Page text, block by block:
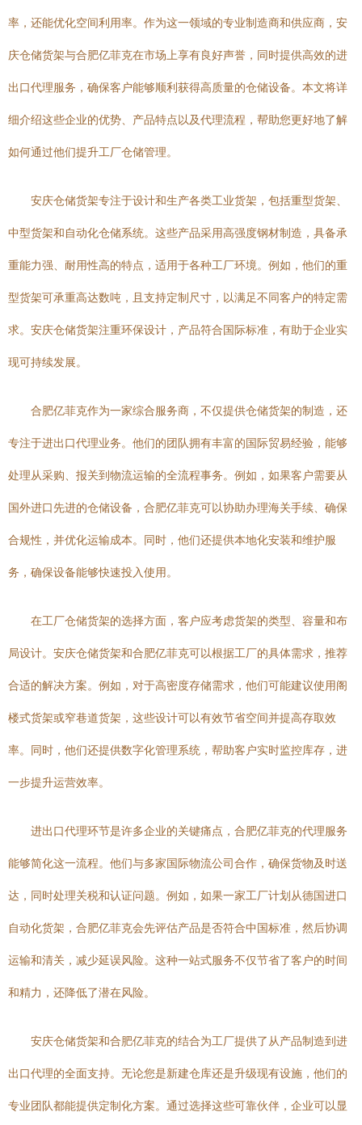
率，还能优化空间利用率。作为这一领域的专业制造商和供应商，安
庆仓储货架与合肥亿菲克在市场上享有良好声誉，同时提供高效的进
出口代理服务，确保客户能够顺利获得高质量的仓储设备。本文将详
细介绍这些企业的优势、产品特点以及代理流程，帮助您更好地了解
如何通过他们提升工厂仓储管理。
安庆仓储货架专注于设计和生产各类工业货架，包括重型货架、
中型货架和自动化仓储系统。这些产品采用高强度钢材制造，具备承
重能力强、耐用性高的特点，适用于各种工厂环境。例如，他们的重
型货架可承重高达数吨，且支持定制尺寸，以满足不同客户的特定需
求。安庆仓储货架注重环保设计，产品符合国际标准，有助于企业实
现可持续发展。
合肥亿菲克作为一家综合服务商，不仅提供仓储货架的制造，还
专注于进出口代理业务。他们的团队拥有丰富的国际贸易经验，能够
处理从采购、报关到物流运输的全流程事务。例如，如果客户需要从
国外进口先进的仓储设备，合肥亿菲克可以协助办理海关手续、确保
合规性，并优化运输成本。同时，他们还提供本地化安装和维护服
务，确保设备能够快速投入使用。
在工厂仓储货架的选择方面，客户应考虑货架的类型、容量和布
局设计。安庆仓储货架和合肥亿菲克可以根据工厂的具体需求，推荐
合适的解决方案。例如，对于高密度存储需求，他们可能建议使用阁
楼式货架或窄巷道货架，这些设计可以有效节省空间并提高存取效
率。同时，他们还提供数字化管理系统，帮助客户实时监控库存，进
一步提升运营效率。
进出口代理环节是许多企业的关键痛点，合肥亿菲克的代理服务
能够简化这一流程。他们与多家国际物流公司合作，确保货物及时送
达，同时处理关税和认证问题。例如，如果一家工厂计划从德国进口
自动化货架，合肥亿菲克会先评估产品是否符合中国标准，然后协调
运输和清关，减少延误风险。这种一站式服务不仅节省了客户的时间
和精力，还降低了潜在风险。
安庆仓储货架和合肥亿菲克的结合为工厂提供了从产品制造到进
出口代理的全面支持。无论您是新建仓库还是升级现有设施，他们的
专业团队都能提供定制化方案。通过选择这些可靠伙伴，企业可以显